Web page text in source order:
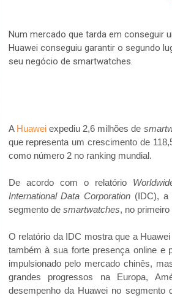
Num mercado que tarda em conseguir
Huawei conseguiu garantir o segundo
seu negócio de smartwatches.
A Huaweiexpediu 2,6 milhões de
que representa um crescimento de
como número 2 no ranking mundial.
De acordo com o relatório
International Data Corporation (IDC), a
segmento de smartwatches, no
O relatório da IDC mostra que a
também à sua forte presença online e
impulsionado pelo mercado chinês,
grandes progressos na Europa,
desempenho da Huawei no segmento